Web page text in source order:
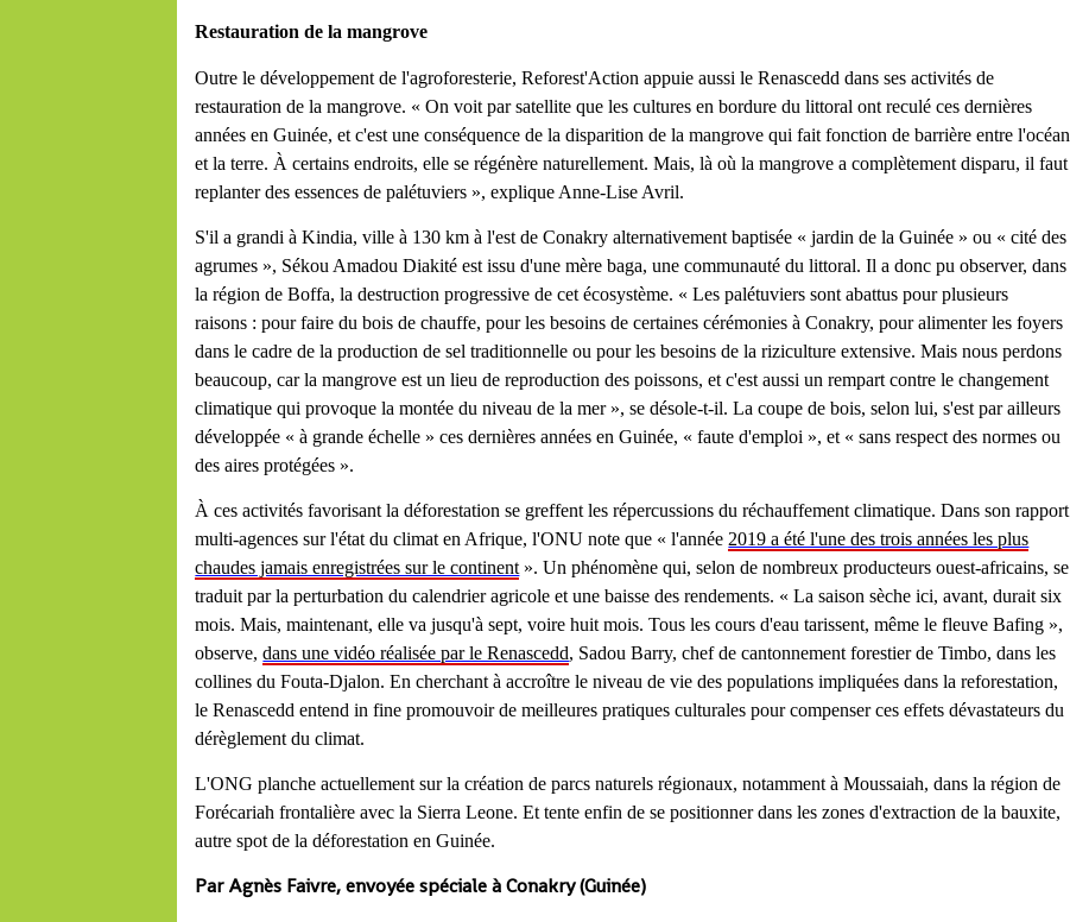
Restauration de la mangrove
Outre le développement de l'agroforesterie, Reforest'Action appuie aussi le Renascedd dans ses activités de
restauration de la mangrove. « On voit par satellite que les cultures en bordure du littoral ont reculé ces dernières
années en Guinée, et c'est une conséquence de la disparition de la mangrove qui fait fonction de barrière entre l'océan
et la terre. À certains endroits, elle se régénère naturellement. Mais, là où la mangrove a complètement disparu, il faut
replanter des essences de palétuviers », explique Anne-Lise Avril.
S'il a grandi à Kindia, ville à 130 km à l'est de Conakry alternativement baptisée « jardin de la Guinée » ou « cité des
agrumes », Sékou Amadou Diakité est issu d'une mère baga, une communauté du littoral. Il a donc pu observer, dans
la région de Boffa, la destruction progressive de cet écosystème. « Les palétuviers sont abattus pour plusieurs
raisons : pour faire du bois de chauffe, pour les besoins de certaines cérémonies à Conakry, pour alimenter les foyers
dans le cadre de la production de sel traditionnelle ou pour les besoins de la riziculture extensive. Mais nous perdons
beaucoup, car la mangrove est un lieu de reproduction des poissons, et c'est aussi un rempart contre le changement
climatique qui provoque la montée du niveau de la mer », se désole-t-il. La coupe de bois, selon lui, s'est par ailleurs
développée « à grande échelle » ces dernières années en Guinée, « faute d'emploi », et « sans respect des normes ou
des aires protégées ».
À ces activités favorisant la déforestation se greffent les répercussions du réchauffement climatique. Dans son rapport
multi-agences sur l'état du climat en Afrique, l'ONU note que « l'année 2019 a été l'une des trois années les plus
chaudes jamais enregistrées sur le continent ». Un phénomène qui, selon de nombreux producteurs ouest-africains, se
traduit par la perturbation du calendrier agricole et une baisse des rendements. « La saison sèche ici, avant, durait six
mois. Mais, maintenant, elle va jusqu'à sept, voire huit mois. Tous les cours d'eau tarissent, même le fleuve Bafing »,
observe,dans une vidéo réalisée par le Renascedd, Sadou Barry, chef de cantonnement forestier de Timbo, dans les
collines du Fouta-Djalon. En cherchant à accroître le niveau de vie des populations impliquées dans la reforestation,
le Renascedd entend in fine promouvoir de meilleures pratiques culturales pour compenser ces effets dévastateurs du
dérèglement du climat.
L'ONG planche actuellement sur la création de parcs naturels régionaux, notamment à Moussaiah, dans la région de
Forécariah frontalière avec la Sierra Leone. Et tente enfin de se positionner dans les zones d'extraction de la bauxite,
autre spot de la déforestation en Guinée.
Par Agnès Faivre, envoyée spéciale à Conakry (Guinée)